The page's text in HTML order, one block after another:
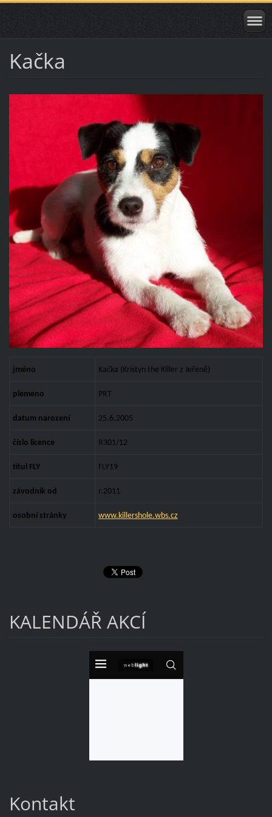
Kačka
jméno Kačka (Kristyn the Killer z Jeřeně)
plemeno PRT
datum narození 25.6.2005
číslo licence R301/12
titul FLY FLY19
závodník od r.2011
osobní stránky www.killershole.wbs.cz
KALENDÁŘ AKCÍ
Kontakt